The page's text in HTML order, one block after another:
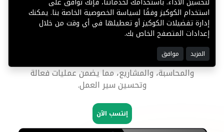
"حيث يلتقي العقار بالابتكار"
نظام جابر يقدم خدمات إلكترونية شاملة لتبسيط إدارة
العقارات، موفرة أدوات للإعلانات، والموظفين، والوكلاء،
والتسويق، وخدمة العملاء، والشؤون القانونية،
والمحاسبة، والمشاريع، مما يضمن عمليات فعالة
وتحسين سير العمل.
إنتسب الآن
استخدام الكوكيز وفقًا لسياسة الخصوصية الخاصة بنا. يمكنك
إدارة تفضيلات الكوكيز أو تعطيلها في أي وقت من خلال
إعدادات المتصفح الخاص بك.
المزيد موافق